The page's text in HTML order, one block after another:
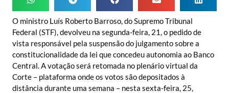
O ministro Luís Roberto Barroso, do Supremo Tribunal
Federal (STF), devolveu na segunda-feira, 21, o pedido de
vista responsável pela suspensão do julgamento sobre a
constitucionalidade da lei que concedeu autonomia ao Banco
Central. A votação será retomada no plenário virtual da
Corte – plataforma onde os votos são depositados à
distância durante uma semana – nesta sexta-feira, 25,